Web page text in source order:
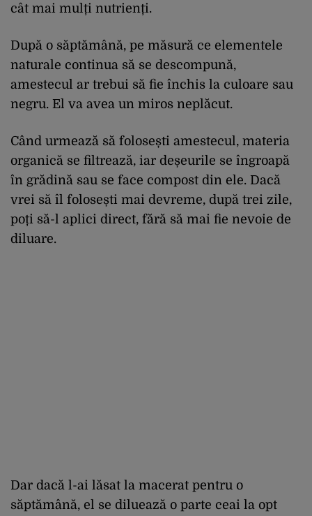
cât mai mulți nutrienți.
După o săptămână, pe măsură ce elementele
naturale continua să se descompună,
amestecul ar trebui să fie închis la culoare sau
negru. El va avea un miros neplăcut.
Când urmează să folosești amestecul, materia
organică se filtrează, iar deșeurile se îngroapă
în grădină sau se face compost din ele. Dacă
vrei să îl folosești mai devreme, după trei zile,
poți să-l aplici direct, fără să mai fie nevoie de
diluare.
Dar dacă l-ai lăsat la macerat pentru o
săptămână, el se diluează o parte ceai la opt